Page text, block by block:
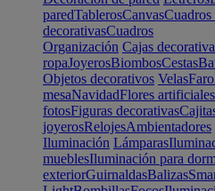
paredTablerosCanvasCuadros
decorativasCuadros
Organización Cajas
ropaJoyerosBiombosCestas
Objetos decorativos Velas
mesaNavidadFlores artificiales
fotosFiguras decorativas
joyerosRelojesAmbientadores
Iluminación Lámparas
mueblesIluminación para
exteriorGuirnaldasBalizas